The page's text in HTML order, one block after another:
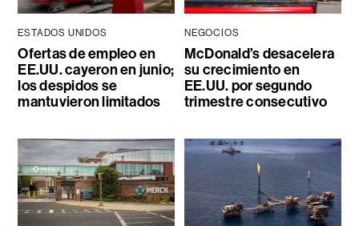
ESTADOS UNIDOS
Ofertas de empleo en
EE.UU. cayeron en junio;
los despidos se
mantuvieron limitados
NEGOCIOS
McDonald’s desacelera
su crecimiento en
EE.UU. por segundo
trimestre consecutivo